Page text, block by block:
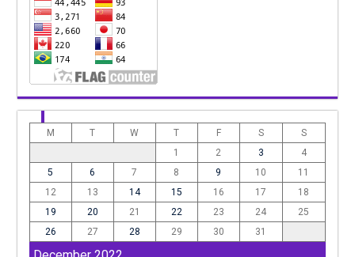
M T W T F S
S
1
2 3
4
5
6 7 8 9 10
11
12
13 14 15 16 17
18
19
20 21 22 23 24
25
26
27 28 29 30 31